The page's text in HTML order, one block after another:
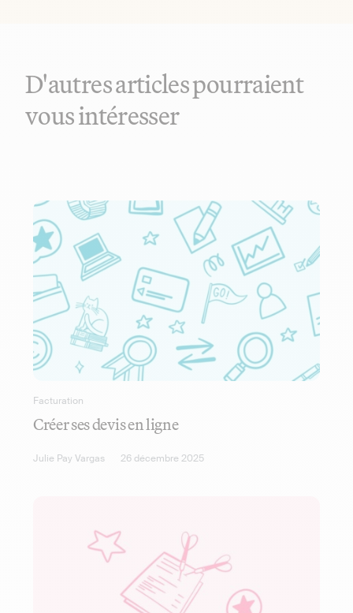
D'autres articles pourraient
vous intéresser
Facturation
Créer ses devis en ligne
Julie Pay Vargas 26 décembre 2025